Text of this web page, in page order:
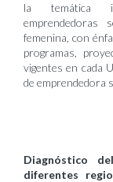
la temática
emprendedoras
femenina, con
programas,
vigentes en cada
de emprendedora
Diagnóstico
diferentes